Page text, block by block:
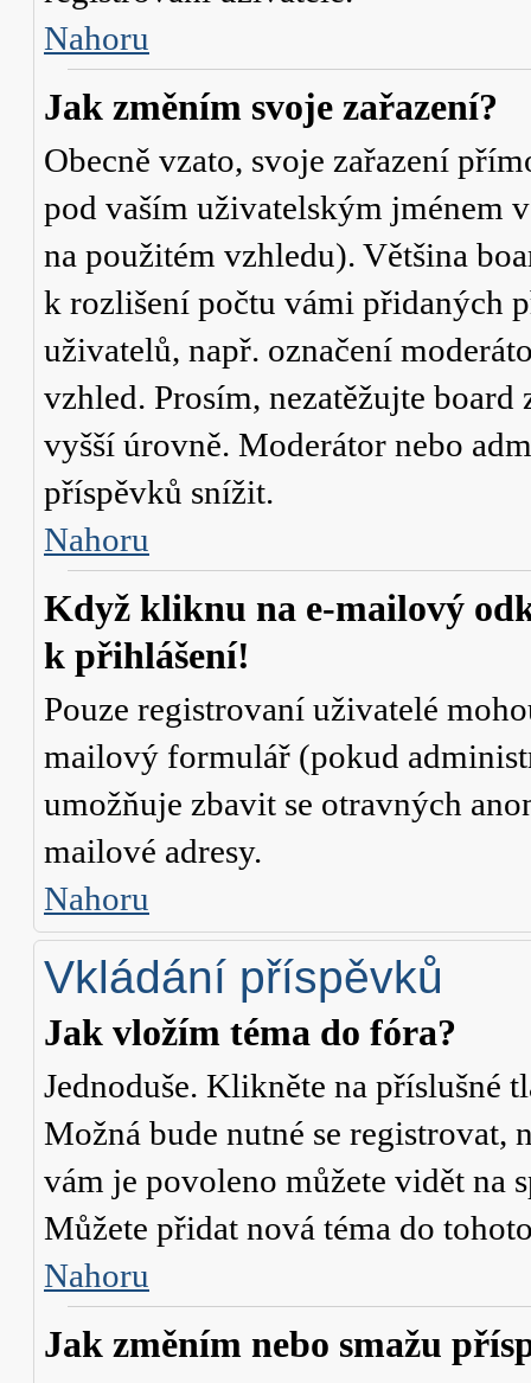
Nahoru
Jak změním svoje zařazení?
Obecně vzato, svoje zařazení
pod vaším uživatelským jménem
na použitém vzhledu). Většina
k rozlišení počtu vámi přidaných
uživatelů, např. označení
vzhled. Prosím, nezatěžujte
vyšší úrovně. Moderátor nebo
příspěvků snížit.
Nahoru
Když kliknu na e-mailový
k přihlášení!
Pouze registrovaní uživatelé
mailový formulář (pokud
umožňuje zbavit se otravných
mailové adresy.
Nahoru
Vkládání příspěvků
Jak vložím téma do fóra?
Jednoduše. Klikněte na příslušné
Možná bude nutné se registrovat,
vám je povoleno můžete vidět na
Můžete přidat nová téma do
Nahoru
Jak změním nebo smažu